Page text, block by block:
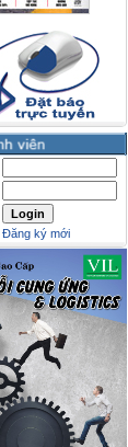
Đăng ký mới